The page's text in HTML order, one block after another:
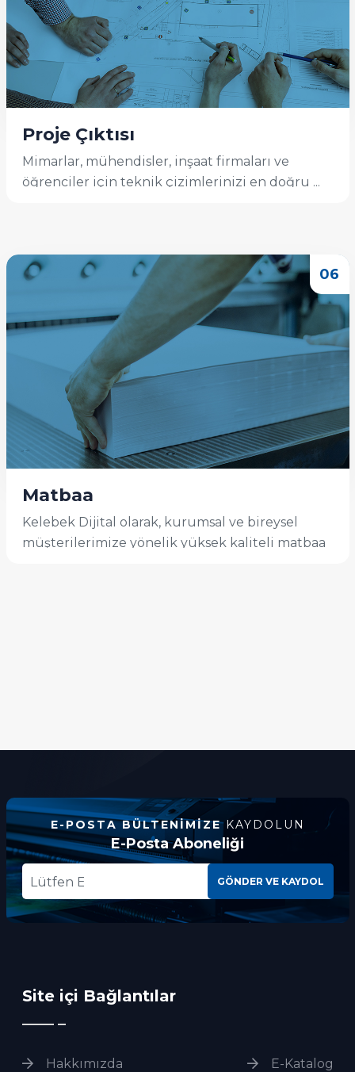
Proje Çıktısı
Mimarlar, mühendisler, inşaat firmaları ve
öğrenciler için teknik çizimlerinizi en doğru ...
Matbaa
Kelebek Dijital olarak, kurumsal ve bireysel
müşterilerimize yönelik yüksek kaliteli matbaa
E-POSTA BÜLTENIMIZE KAYDOLUN
E-Posta Aboneliği
GÖNDER VE KAYDOL
Site içi Bağlantılar
Hakkımızda
E-Katalog